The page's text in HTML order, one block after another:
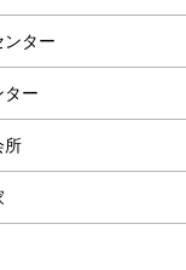
ター
ター
所